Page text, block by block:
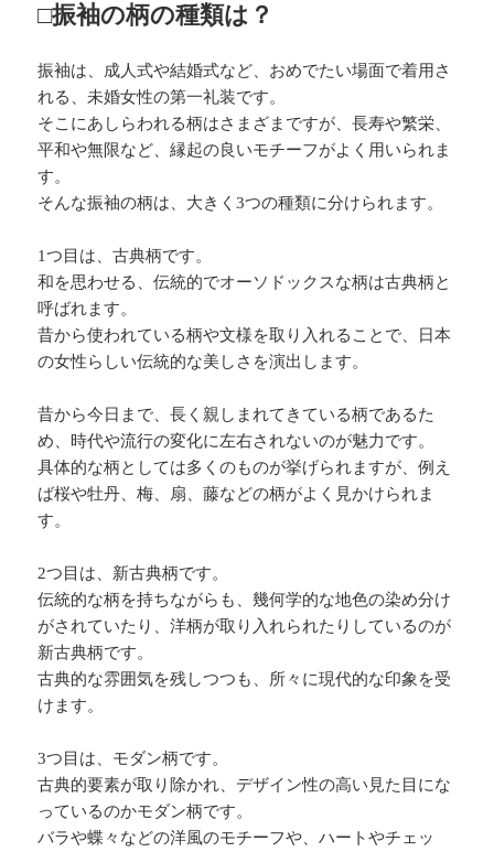
□振袖の柄の種類は？
振袖は、成人式や結婚式など、おめでたい場面で着用さ
れる、未婚女性の第一礼装です。
そこにあしらわれる柄はさまざまですが、長寿や繁栄、
平和や無限など、縁起の良いモチーフがよく用いられま
す。
そんな振袖の柄は、大きく3つの種類に分けられます。
1つ目は、古典柄です。
和を思わせる、伝統的でオーソドックスな柄は古典柄と
呼ばれます。
昔から使われている柄や文様を取り入れることで、日本
の女性らしい伝統的な美しさを演出します。
昔から今日まで、長く親しまれてきている柄であるた
め、時代や流行の変化に左右されないのが魅力です。
具体的な柄としては多くのものが挙げられますが、例え
ば桜や牡丹、梅、扇、藤などの柄がよく見かけられま
す。
2つ目は、新古典柄です。
伝統的な柄を持ちながらも、幾何学的な地色の染め分け
がされていたり、洋柄が取り入れられたりしているのが
新古典柄です。
古典的な雰囲気を残しつつも、所々に現代的な印象を受
けます。
3つ目は、モダン柄です。
古典的要素が取り除かれ、デザイン性の高い見た目にな
っているのかモダン柄です。
バラや蝶々などの洋風のモチーフや、ハートやチェッ